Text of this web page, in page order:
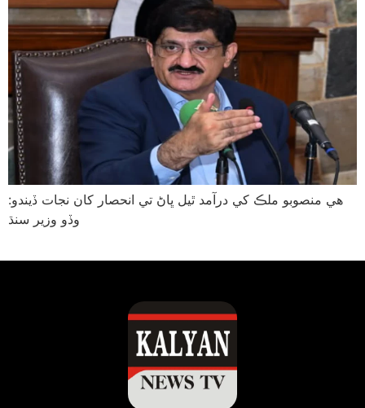
هي منصوبو ملڪ کي درآمد ٿيل ڀاڻ تي انحصار کان نجات ڏيندو:
وڏو وزير سنڌ